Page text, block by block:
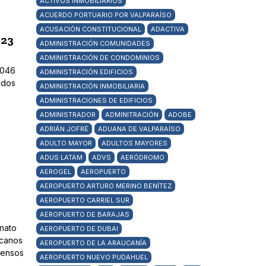
ACUERDO PORTUARIO POR VALPARAÍSO
ACUSACIÓN CONSTITUCIONAL
ADACTIVA
ADMINISTRACIÓN COMUNIDADES
ADMINISTRACIÓN DE CONDOMINIOS
ADMINISTRACIÓN EDIFICIOS
ADMINISTRACIÓN INMOBILIARIA
ADMINISTRACIONES DE EDIFICIOS
ADMINISTRADOR
ADMINITRACIÓN
ADOBE
ADRIÁN JOFRÉ
ADUANA DE VALPARAÍSO
ADULTO MAYOR
ADULTOS MAYORES
ADUS LATAM
ADVS
AERÓDROMO
AEROGEL
AEROPUERTO
AEROPUERTO ARTURO MERINO BENÍTEZ
AEROPUERTO CARRIEL SUR
AEROPUERTO DE BARAJAS
AEROPUERTO DE DUBAI
AEROPUERTO DE LA ARAUCANÍA
AEROPUERTO NUEVO PUDAHUEL